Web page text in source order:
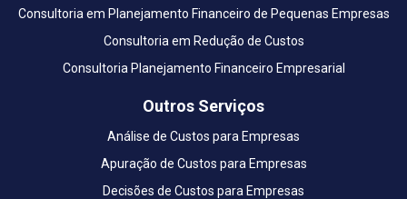
Consultoria em Planejamento Financeiro de Pequenas Empresas
Consultoria em Redução de Custos
Consultoria Planejamento Financeiro Empresarial
Outros Serviços
Análise de Custos para Empresas
Apuração de Custos para Empresas
Decisões de Custos para Empresas